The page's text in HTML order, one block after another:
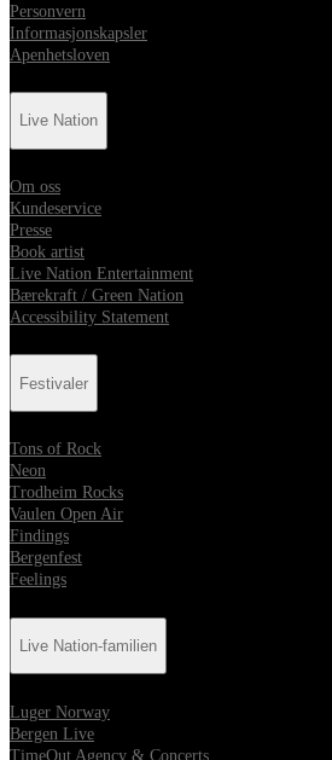
Personvern
Informasjonskapsler
Apenhetsloven
Live Nation
Om oss
Kundeservice
Presse
Book artist
Live Nation Entertainment
Bærekraft / Green Nation
Accessibility Statement
Festivaler
Tons of Rock
Neon
Trodheim Rocks
Vaulen Open Air
Findings
Bergenfest
Feelings
Live Nation-familien
Luger Norway
Bergen Live
TimeOut Agency & Concerts